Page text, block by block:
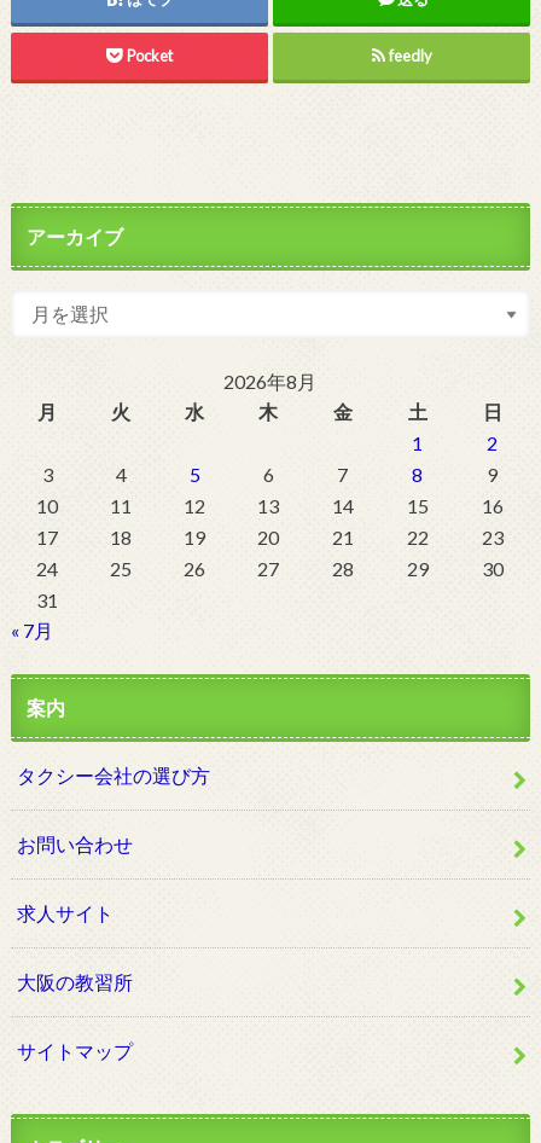
Pocket feedly
アーカイブ
2026年8月
月
火 水 木 金 土
日
1
2
3
4 5 6 7 8
9
10
11 12 13 14 15
16
17
18 19 20 21 22
23
24
25 26 27 28 29
30
31
« 7月
案内
タクシー会社の選び方
お問い合わせ
求人サイト
大阪の教習所
サイトマップ